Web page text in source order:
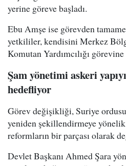
yerine göreve başladı.
Ebu Amşe ise görevden
yetkililer, kendisini Merkez
Komutan Yardımcılığı görevine
Şam yönetimi askeri
hedefliyor
Görev değişikliği, Suriye
yeniden şekillendirmeye
reformların bir parçası olarak
Devlet Başkanı Ahmed Şara